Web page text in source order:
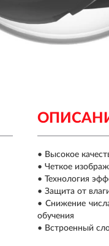
• Высокое
• Четкое
• Технология
• Защита от
• Снижение
обучения
• Встроенный